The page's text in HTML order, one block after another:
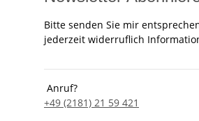
Bitte senden Sie mir
jederzeit widerruflich
Anruf?
+49 (2181) 21 59 421